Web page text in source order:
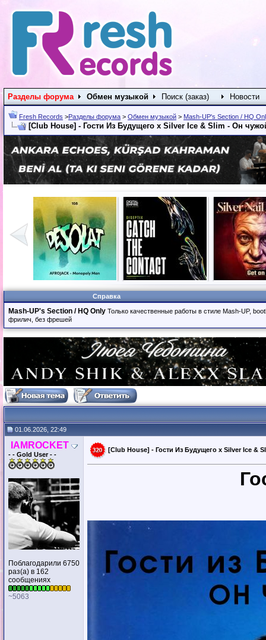
Разделы форума Обмен музыкой Поиск (заказ) Новости
Fresh Records >Разделы форума > Обмен музыкой > Mash-UP's Section / HQ
[Club House] - Гости Из Будущего x Silver Ice & Slim - Он
Справка
Mash-UP's Section / HQ Only Только качественные работы в стиле Mash-UP,
фрилич, без фрешей
01.06.2026, 22:49
IAMROCKET
- - Gold User - -
Поблагодарили 6750
раз(а) в 162
сообщениях
~5063
[Club House] - Гости Из Будущего x Silver Ice &